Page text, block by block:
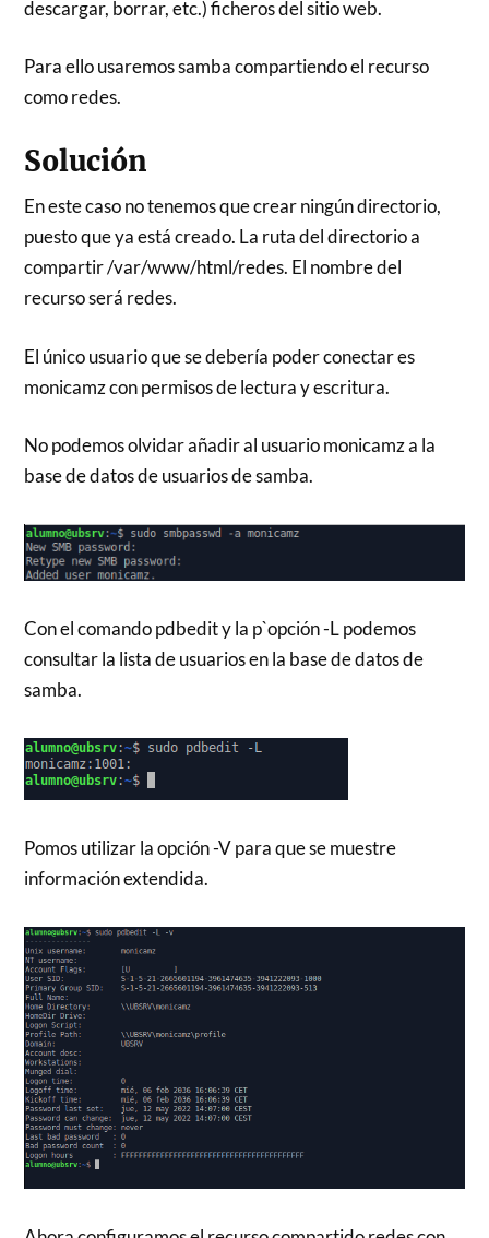
descargar, borrar, etc.) ficheros del sitio web.
Para ello usaremos samba compartiendo el recurso
como redes.
Solución
En este caso no tenemos que crear ningún directorio,
puesto que ya está creado. La ruta del directorio a
compartir /var/www/html/redes. El nombre del
recurso será redes.
El único usuario que se debería poder conectar es
monicamz con permisos de lectura y escritura.
No podemos olvidar añadir al usuario monicamz a la
base de datos de usuarios de samba.
Con el comando pdbedit y la p`opción -L podemos
consultar la lista de usuarios en la base de datos de
samba.
Pomos utilizar la opción -V para que se muestre
información extendida.